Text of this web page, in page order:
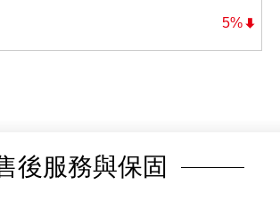
5%
後服務與保固